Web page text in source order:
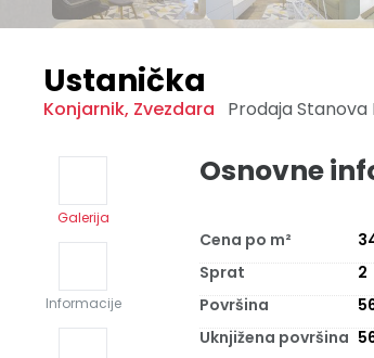
Ustanička
Konjarnik, Zvezdara Prodaja Stanova
Galerija
Informacije
Osnovne
Cena po m²
Sprat
2
Površina
Uknjižena površina